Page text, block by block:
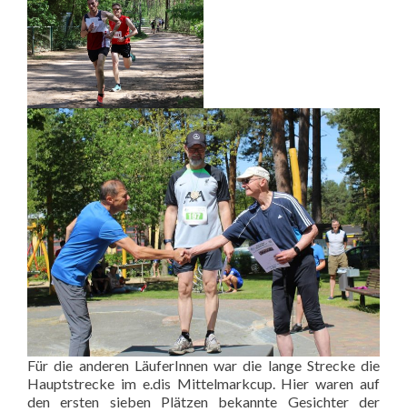
Für die anderen LäuferInnen war die lange Strecke die
Hauptstrecke im e.dis Mittelmarkcup. Hier waren auf
den ersten sieben Plätzen bekannte Gesichter der